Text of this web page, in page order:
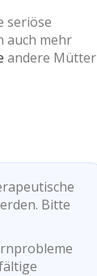
seriöse
auch mehr
andere Mütter
Bitte